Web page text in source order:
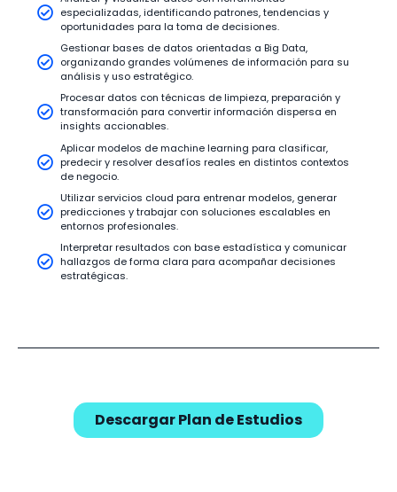
especializadas, identificando patrones, tendencias y
oportunidades para la toma de decisiones.
Gestionar bases de datos orientadas a Big Data,
organizando grandes volúmenes de información para su
análisis y uso estratégico.
Procesar datos con técnicas de limpieza, preparación y
transformación para convertir información dispersa en
insights accionables.
Aplicar modelos de machine learning para clasificar,
predecir y resolver desafíos reales en distintos contextos
de negocio.
Utilizar servicios cloud para entrenar modelos, generar
predicciones y trabajar con soluciones escalables en
entornos profesionales.
Interpretar resultados con base estadística y comunicar
hallazgos de forma clara para acompañar decisiones
estratégicas.
Descargar Plan de Estudios